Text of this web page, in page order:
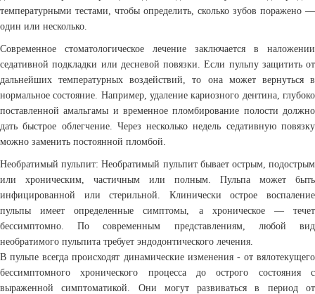
температурными тестами, чтобы определить, сколько зубов поражено —
один или несколько.
Современное стоматологическое лечение заключается в наложении
седативной подкладки или десневой повязки. Если пульпу защитить от
дальнейших температурных воздействий, то она может вернуться в
нормальное состояние. Например, удаление кариозного дентина, глубоко
поставленной амальгамы и временное пломбирование полости должно
дать быстрое облегчение. Через несколько недель седативную повязку
можно заменить постоянной пломбой.
Необратимый пульпит: Необратимый пульпит бывает острым, подострым
или хроническим, частичным или полным. Пульпа может быть
инфицированной или стерильной. Клинически острое воспаление
пульпы имеет определенные симптомы, а хроническое — течет
бессимптомно. По современным представлениям, любой вид
необратимого пульпита требует эндодонтического лечения.
В пульпе всегда происходят динамические изменения - от вялотекущего
бессимптомного хронического процесса до острого состояния с
выраженной симптоматикой. Они могут развиваться в период от